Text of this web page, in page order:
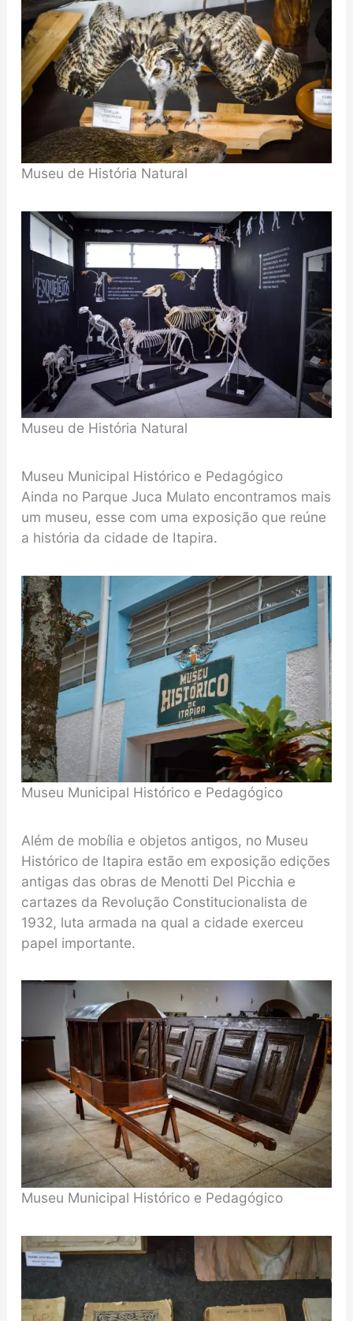
Museu de História Natural
Museu de História Natural
Museu Municipal Histórico e Pedagógico
Ainda no Parque Juca Mulato encontramos mais
um museu, esse com uma exposição que reúne
a história da cidade de Itapira.
Museu Municipal Histórico e Pedagógico
Além de mobília e objetos antigos, no Museu
Histórico de Itapira estão em exposição edições
antigas das obras de Menotti Del Picchia e
cartazes da Revolução Constitucionalista de
1932, luta armada na qual a cidade exerceu
papel importante.
Museu Municipal Histórico e Pedagógico